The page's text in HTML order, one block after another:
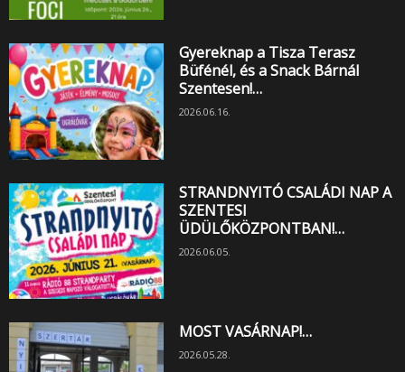
Gyereknap a Tisza Terasz
Büfénél, és a Snack Bárnál
Szentesen!…
2026.06.16.
STRANDNYITÓ CSALÁDI NAP A
SZENTESI
ÜDÜLŐKÖZPONTBAN!…
2026.06.05.
MOST VASÁRNAP!…
2026.05.28.